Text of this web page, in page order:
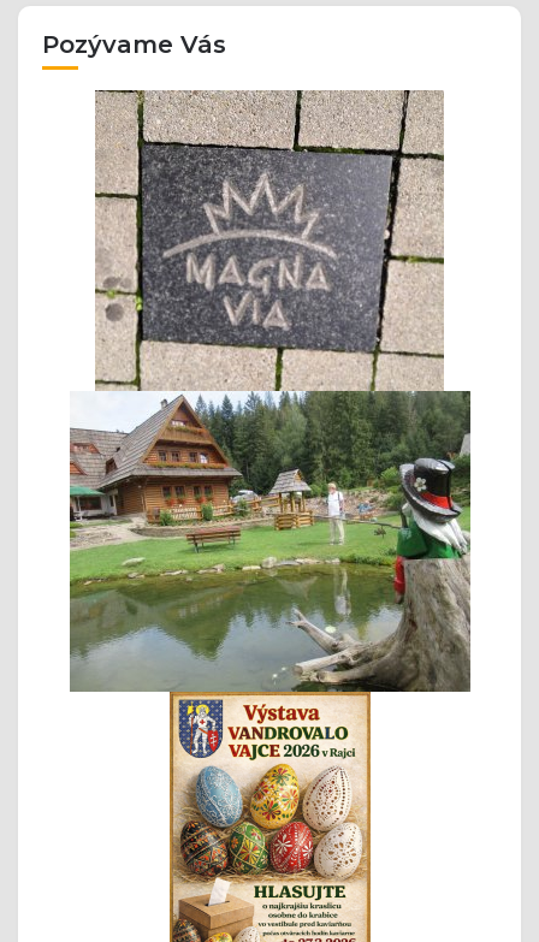
Pozývame Vás